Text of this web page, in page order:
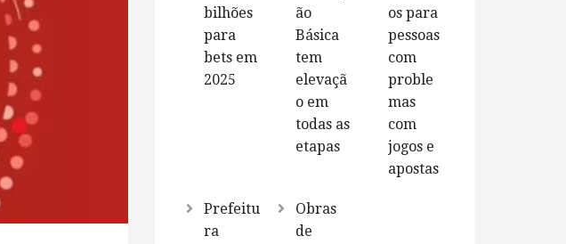
bilhões
para
bets em
2025
ão
Básica
tem
elevaçã
o em
todas as
etapas
os para
pessoas
com
proble
mas
com
jogos e
apostas
Prefeitu
ra
Obras
de